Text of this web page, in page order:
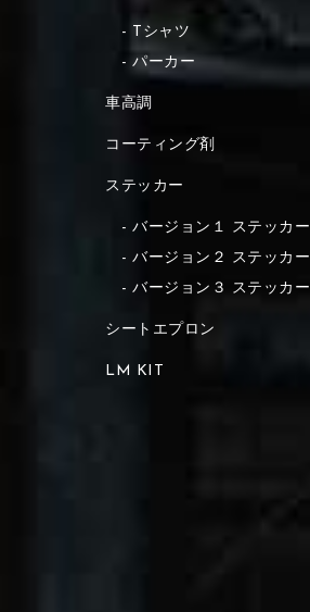
Tシャツ
パーカー
車高調
コーティング剤
ステッカー
バージョン１ ステッカー
バージョン２ ステッカー
バージョン３ ステッカー
シートエプロン
LM KIT